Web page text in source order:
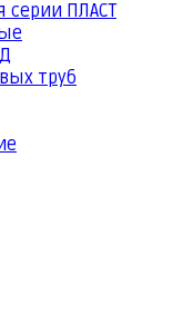
серии ПЛАСТ
труб